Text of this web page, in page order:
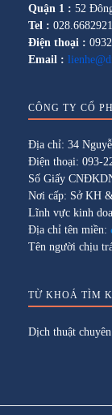
Quận 1 : 52
Tel :
Điện thoại :
Email :
CÔNG TY CỔ
Địa chỉ: 34
Điện thoại: 093-
Số Giấy
Nơi cấp: Sở KH
Lĩnh vực kinh
Địa chỉ tên miền:
Tên người chịu
TỪ KHOÁ TÌM
Dịch thuật